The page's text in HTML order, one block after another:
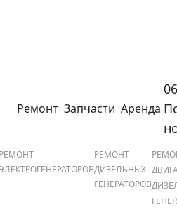
меню
Ремонт Запчасти Аренда
РЕМОНТ
РЕМОНТ
ДИЗЕЛЬНЫХ
ГЕНЕРАТОРОВ